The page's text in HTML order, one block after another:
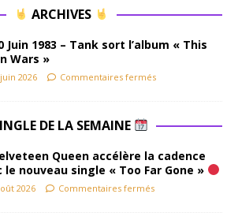
ARCHIVES
Juin 1983 – Tank sort l’album « This
Wars »
2026 Commentaires fermés
DE LA SEMAINE
Queen accélère la cadence
le nouveau single « Too Far Gone »
2026 Commentaires fermés